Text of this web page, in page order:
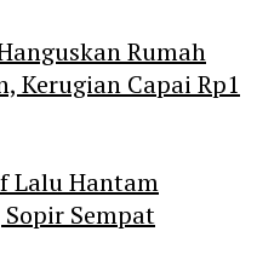
Rumah
Kerugian Capai Rp1
Lalu Hantam
Sempat